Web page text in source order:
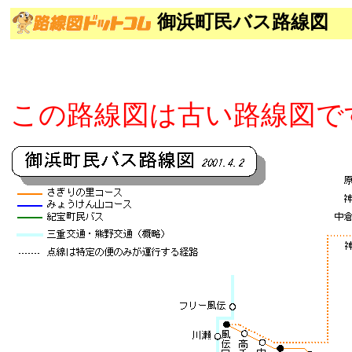
御浜町民バス路線図
この路線図は古い路線図で